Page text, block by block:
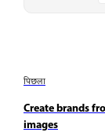
पिछला
Create brands
images